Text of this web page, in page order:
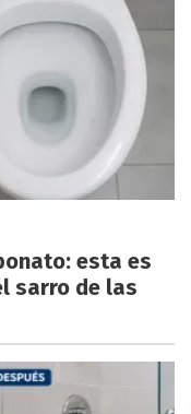
esta es
sarro de las